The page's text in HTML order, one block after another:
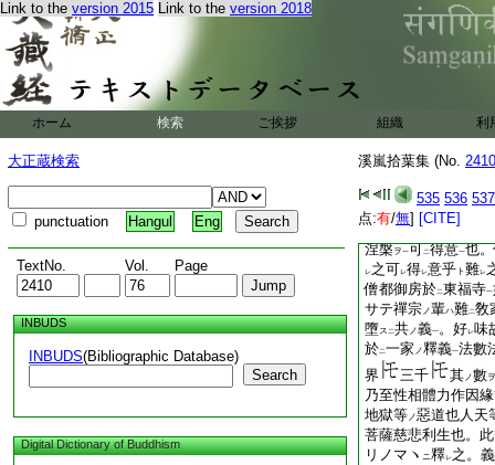
Link to the version 2015 Link to the version 2018
ホーム 検索 ご挨拶 組織 利
大正蔵検索
punctuation Hangul Eng
TextNo. Vol. Page
INBUDS
INBUDS(Bibliographic Database)
Search
Digital Dictionary of Buddhism
溪嵐拾葉集 (No.
535 536 537
点:有/無] [CITE]
者不 レ敎者下
禪。彼 ノ立行
念想 一分何 ニモ四
無也。次 彼
第 相承也。是卽佛
ラテ微笑シ給迦葉
佛傳 迦葉 云也。是
葉一 イヘルハ何不 レ立
以 二法華大經一付 屬
也。仍天王所問經
涅槃ヲ一可二得意一也
レ之可レ得レ意乎 ト 難レ
僧都御房於二東福寺一
サテ禪宗ノ輩ハ難二敎
墮ス 二共ノ義一。好レ味
於二一家 ノ釋義一法數
界
三千 其ノ數ヲ
乃至性相體力作因
地獄等ノ惡道也人天
菩薩慈悲利生也。
リノマヽ ニ釋レ之。義